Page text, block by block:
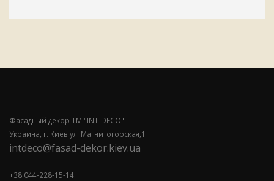
Фасадный декор ТМ "INT-DECO"
Украина, г. Киев ул. Магнитогорская,1
intdeco@fasad-dekor.kiev.ua
+38 044-228-15-14